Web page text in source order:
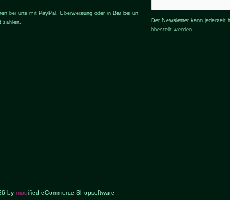
bei uns mit PayPal, Überweisung oder in Bar bei un
zahlen.
Der Newsletter kann jederzeit
bbestellt werden.
by modified eCommerce Shopsoftware